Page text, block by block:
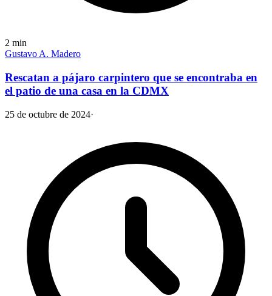
2 min
Gustavo A. Madero
Rescatan a pájaro carpintero que se encontraba en
el patio de una casa en la CDMX
25 de octubre de 2024·